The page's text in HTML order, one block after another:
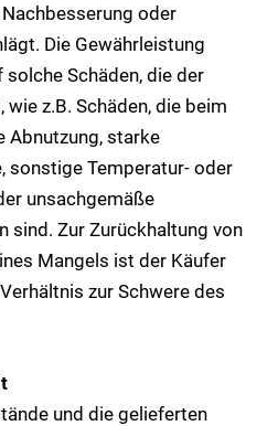
oder
Die Gewährleistung
Schäden, die der
z.B. Schäden, die beim
Abnutzung, starke
sonstige Temperatur- oder
unsachgemäße
sind. Zur Zurückhaltung von
Mangels ist der Käufer
zur Schwere des
und die gelieferten